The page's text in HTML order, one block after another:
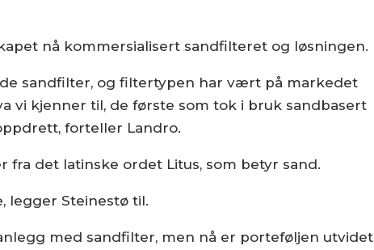
nå kommersialisert sandfilteret og løsningen.
sandfilter, og filtertypen har vært på markedet
vi kjenner til, de første som tok i bruk sandbasert
forteller Landro.
fra det latinske ordet Litus, som betyr sand.
legger Steinestø til.
med sandfilter, men nå er porteføljen utvidet